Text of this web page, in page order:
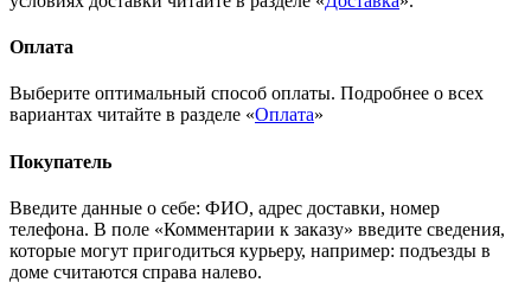
Оплата
Выберите оптимальный способ оплаты. Подробнее о всех
вариантах читайте в разделе «Оплата»
Покупатель
Введите данные о себе: ФИО, адрес доставки, номер
телефона. В поле «Комментарии к заказу» введите сведения,
которые могут пригодиться курьеру, например: подъезды в
доме считаются справа налево.